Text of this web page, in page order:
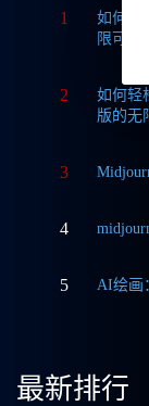
1
如何获
限可能
2
如何轻
版的无
3
4
5 AI绘画
最新排行